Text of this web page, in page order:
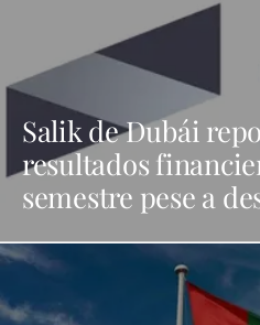
Salik de Dubái
resultados
semestre pese a